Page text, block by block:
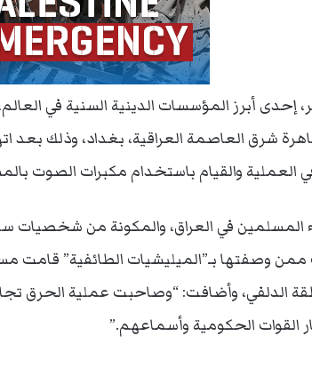
إحدى أبرز المؤسسات الدينية السنية في
شرق العاصمة العراقية، بغداد، وذلك بعد
في العملية والقيام باستخدام مكبرات الصوت
المسلمين في العراق، والمكونة من شخصيات
وصفتها بـ”الميليشيات الطائفية” قامت
الدلفي، وأضافت: “وصاحبت عملية الحرق
القوات الحكومية وأسماعهم.”